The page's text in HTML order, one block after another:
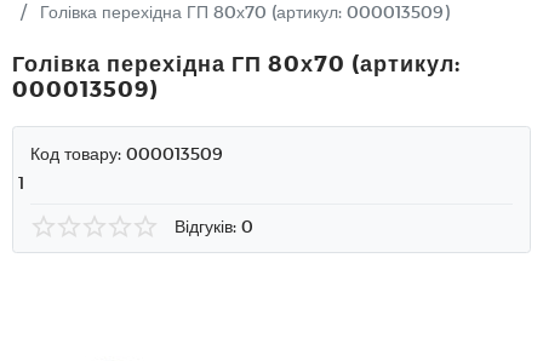
Голівка перехідна ГП 80х70 (артикул: 000013509)
Голівка перехідна ГП 80х70 (артикул:
000013509)
Код товару: 000013509
1
Відгуків: 0